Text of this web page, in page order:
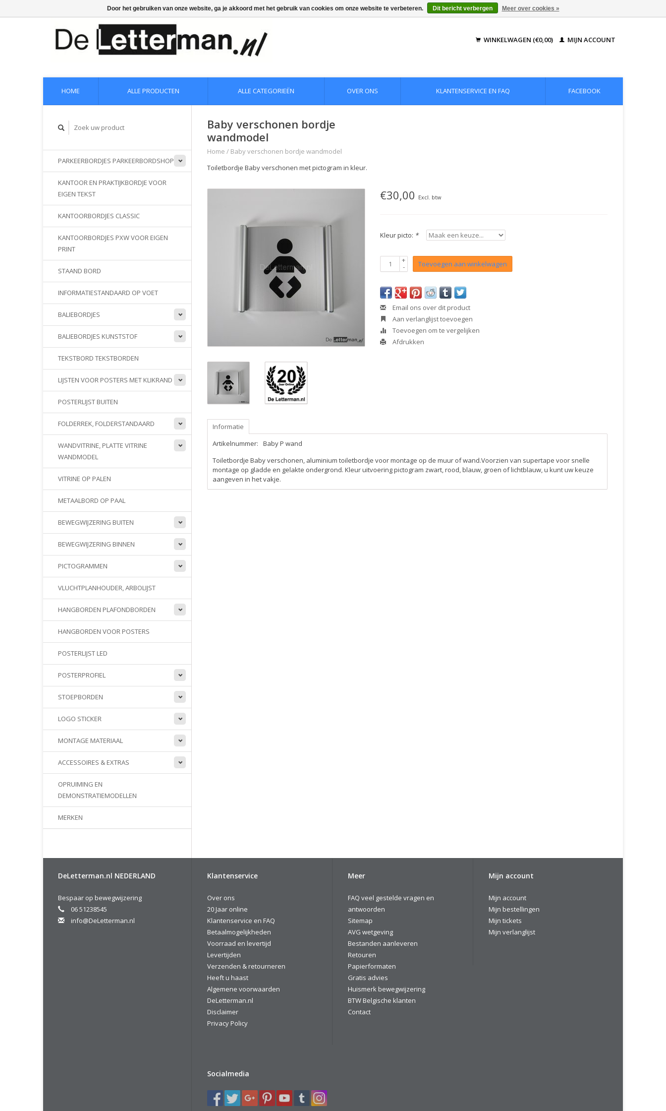
WINKELWAGEN (€0,00) MIJN ACCOUNT
HOME ALLE PRODUCTEN ALLE CATEGORIEËN OVER ONS KLANTENSERVICE EN FAQ FACEBOOK
PARKEERBORDJES PARKEERBORDSHOP
KANTOOR EN PRAKTIJKBORDJE VOOR
EIGEN TEKST
KANTOORBORDJES CLASSIC
KANTOORBORDJES PXW VOOR EIGEN
PRINT
STAAND BORD
INFORMATIESTANDAARD OP VOET
BALIEBORDJES
BALIEBORDJES KUNSTSTOF
TEKSTBORD TEKSTBORDEN
LIJSTEN VOOR POSTERS MET KLIKRAND
POSTERLIJST BUITEN
FOLDERREK, FOLDERSTANDAARD
WANDVITRINE, PLATTE VITRINE
WANDMODEL
VITRINE OP PALEN
METAALBORD OP PAAL
BEWEGWIJZERING BUITEN
BEWEGWIJZERING BINNEN
PICTOGRAMMEN
VLUCHTPLANHOUDER, ARBOLIJST
HANGBORDEN PLAFONDBORDEN
HANGBORDEN VOOR POSTERS
POSTERLIJST LED
POSTERPROFIEL
STOEPBORDEN
LOGO STICKER
MONTAGE MATERIAAL
ACCESSOIRES & EXTRAS
OPRUIMING EN
DEMONSTRATIEMODELLEN
MERKEN
Baby verschonen bordje
wandmodel
Home / Baby verschonen bordje wandmodel
Toiletbordje Baby verschonen met pictogram in kleur.
€30,00 Excl. btw
Kleur picto: *
+
- Toevoegen aan winkelwagen
Email ons over dit product
Aan verlanglijst toevoegen
Toevoegen om te vergelijken
Afdrukken
Informatie
Artikelnummer:
Baby P wand
Toiletbordje Baby verschonen, aluminium toiletbordje voor montage op de muur of wand.Voorzien van supertape voor snelle
montage op gladde en gelakte ondergrond. Kleur uitvoering pictogram zwart, rood, blauw, groen of lichtblauw, u kunt uw keuze
aangeven in het vakje.
DeLetterman.nl NEDERLAND
Bespaar op bewegwijzering
06 51238545
info@DeLetterman.nl
Klantenservice
Over ons
20 Jaar online
Klantenservice en FAQ
Betaalmogelijkheden
Voorraad en levertijd
Levertijden
Verzenden & retourneren
Heeft u haast
Algemene voorwaarden
DeLetterman.nl
Disclaimer
Privacy Policy
Meer
FAQ veel gestelde vragen en
antwoorden
Sitemap
AVG wetgeving
Bestanden aanleveren
Retouren
Papierformaten
Gratis advies
Huismerk bewegwijzering
BTW Belgische klanten
Contact
Mijn account
Mijn account
Mijn bestellingen
Mijn tickets
Mijn verlanglijst
Socialmedia
Door het gebruiken van onze website, ga je akkoord met het gebruik van cookies om onze website te verbeteren. Dit bericht verbergen Meer over cookies »